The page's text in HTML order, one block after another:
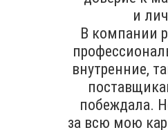
и
В компании
внутренние,
побеждала.
за всю мою